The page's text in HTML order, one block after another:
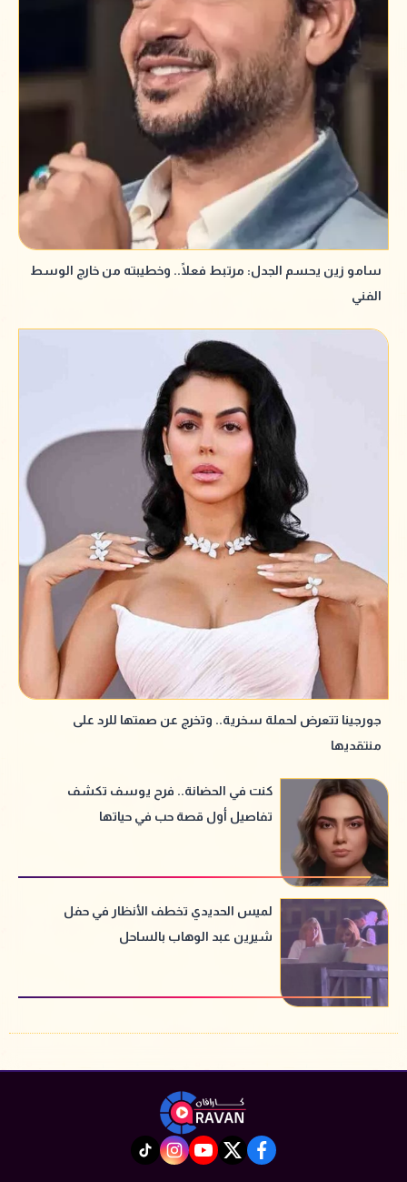
سامو زين يحسم الجدل: مرتبط فعلًا.. وخطيبته من خارج الوسط
الفني
جورجينا تتعرض لحملة سخرية.. وتخرج عن صمتها للرد على
منتقديها
كنت في الحضانة.. فرح يوسف تكشف
تفاصيل أول قصة حب في حياتها
لميس الحديدي تخطف الأنظار في حفل
شيرين عبد الوهاب بالساحل
facebook
twitter
youtube
instagram
tiktok